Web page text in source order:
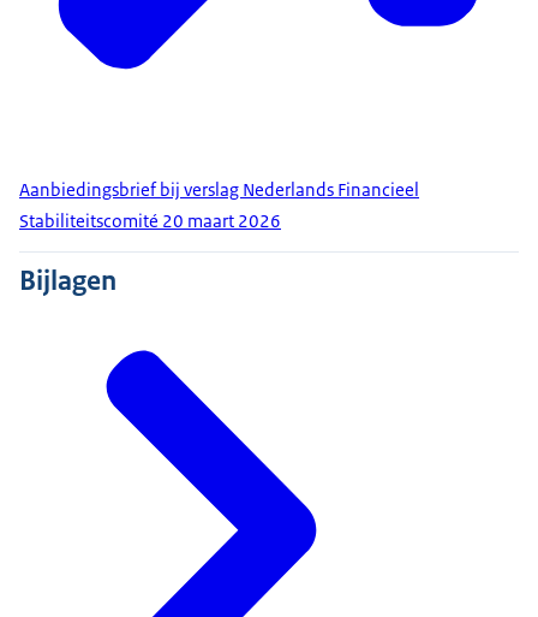
Aanbiedingsbrief bij verslag Nederlands Financieel
Stabiliteitscomité 20 maart 2026
Bijlagen